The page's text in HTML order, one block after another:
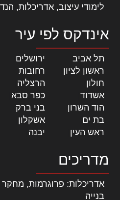
לימודי עיצוב, אדריכלות,
אינדקס לפי עיר
תל אביב ירושלים
ראשון לציון
רחובות
חולון
הרצליה
אשדוד
כפר סבא
הוד השרון
בני ברק
בת ים
אשקלון
ראש העין
יבנה
מדריכים
אדריכלות: פרוגרמות, מחקר
בנייה